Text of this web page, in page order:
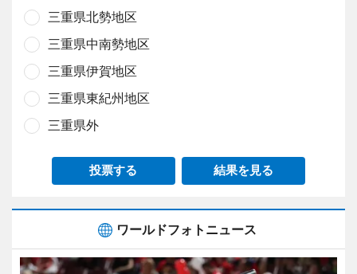
三重県北勢地区
三重県中南勢地区
三重県伊賀地区
三重県東紀州地区
三重県外
投票する 結果を見る
ワールドフォトニュース